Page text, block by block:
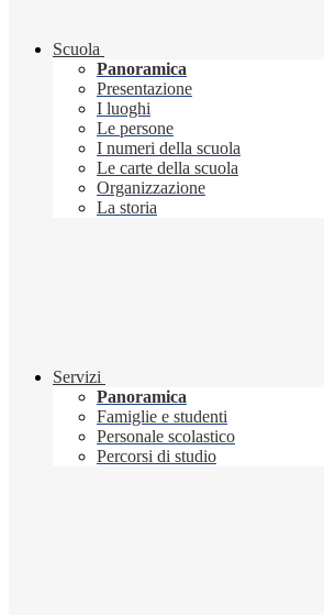
Scuola
Panoramica
Presentazione
I luoghi
Le persone
I numeri della scuola
Le carte della scuola
Organizzazione
La storia
Servizi
Panoramica
Famiglie e studenti
Personale scolastico
Percorsi di studio